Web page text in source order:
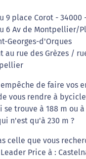
9 place Corot -
6 Av de Montpellier/
Georges-d'Orques
au rue des Grèzes /
de faire vos
vous rendre à
se trouve à 188 m ou
n'est qu'à 230 m ?
celle que vous
Price à :